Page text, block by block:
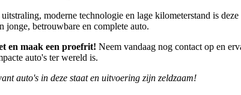
moderne technologie en lage kilometerstand is
jonge, betrouwbare en complete auto.
en maak een proefrit! Neem vandaag nog contact op en
auto's ter wereld is.
auto's in deze staat en uitvoering zijn zeldzaam!